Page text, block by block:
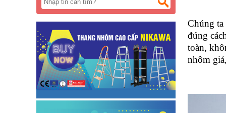
Chúng ta
đúng
toàn,
nhôm